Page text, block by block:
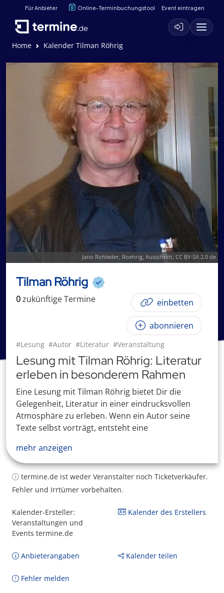
Für Anbieter Online-Terminbuchungstool Event eintragen
Home Kalender Tilman Röhrig
Jano Rohleder, Roehrig, Ausschnitt, CC BY-SA 2.0 de
Tilman Röhrig
0zukünftigeTermine einbetten
abonnieren
#Lesung #Autor #Literatur #Veranstaltung
Lesung mit Tilman Röhrig: Literatur
erleben in besonderem Rahmen
Eine Lesung mit Tilman Röhrig bietet Dir die
Gelegenheit, Literatur in einer eindrucksvollen
Atmosphäre zu erleben. Wenn ein Autor seine
Texte selbst vorträgt, entsteht eine
mehr anzeigen
termine.de ist weder Veranstalter noch Ticketverkäufer.
Fehler und Irrtümer vorbehalten.
Kalender-Ersteller:
Veranstaltungen und
Events termine.de
Kalender des Erstellers
Anbieterangaben Kalender teilen
Fehler melden